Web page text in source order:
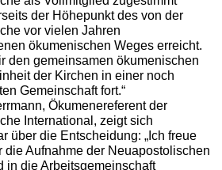
der Höhepunkt des von der
vor vielen Jahren
ökumenischen Weges erreicht.
den gemeinsamen ökumenischen
der Kirchen in einer noch
Gemeinschaft fort.“
Ökumenereferent der
International, zeigt sich
über die Entscheidung: „Ich freue
die Aufnahme der Neuapostolischen
in die Arbeitsgemeinschaft